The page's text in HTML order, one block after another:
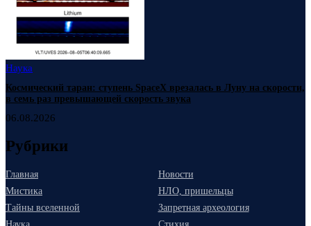
Наука
Космический таран: ступень SpaceX врезалась в Луну на скорости,
в семь раз превышающей скорость звука
06.08.2026
Рубрики
Главная
Новости
Мистика
НЛО, пришельцы
Тайны вселенной
Запретная археология